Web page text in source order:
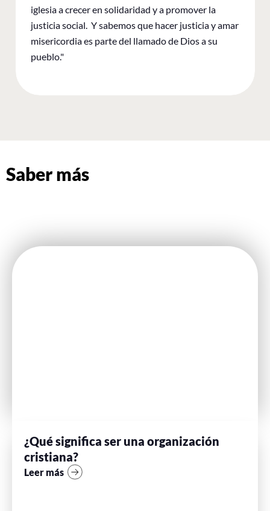
iglesia a crecer en solidaridad y a promover la
justicia social. Y sabemos que hacer justicia y amar
misericordia es parte del llamado de Dios a su
pueblo."
Saber más
¿Qué significa ser una organización
cristiana?
Leer más